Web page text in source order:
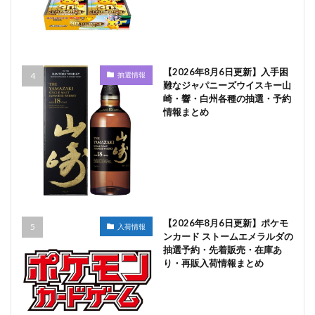
抽選情報
【2026年8月6日更新】入手困
難なジャパニーズウイスキー山
崎・響・白州各種の抽選・予約
情報まとめ
入荷情報
【2026年8月6日更新】ポケモ
ンカード ストームエメラルダの
抽選予約・先着販売・在庫あ
り・再販入荷情報まとめ